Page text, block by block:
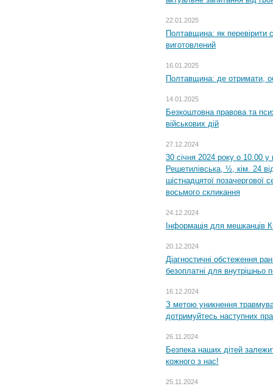
22.01.2025
Полтавщина: як перевірити
виготовлений
16.01.2025
Полтавщина: де отримати,
14.01.2025
Безкоштовна правова та
військових дій
27.12.2024
30 січня 2024 року о 10.00 у
Решетилівська, ½, кім. 24
шістнадцятої позачергової
восьмого скликання
24.12.2024
Інформація для мешканців
20.12.2024
Діагностичні обстеження
безоплатні для внутрішньо
16.12.2024
З метою уникнення
дотримуйтесь наступних
26.11.2024
Безпека наших дітей
кожного з нас!
25.11.2024